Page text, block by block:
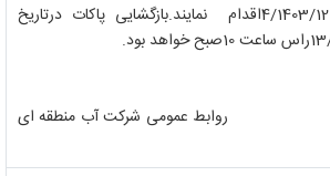
12
/4/1403اقدام نمایند.بازگشایی پاکات درتاریخ
عمومی شرکت آب منطقه ای